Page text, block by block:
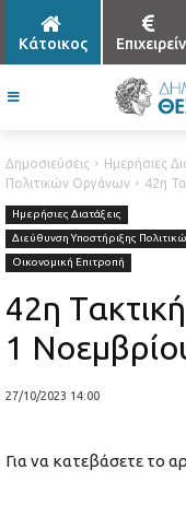
Κάτοικος Επιχειρείν
Δημοσιεύσεις Ημερήσιες
Πολιτικών Οργάνων
42η
Ημερήσιες Διατάξεις
Διεύθυνση Υποστήριξης
Οικονομική Επιτροπή
42η
1
27/10/2023 14:00
Για να κατεβάσετε το